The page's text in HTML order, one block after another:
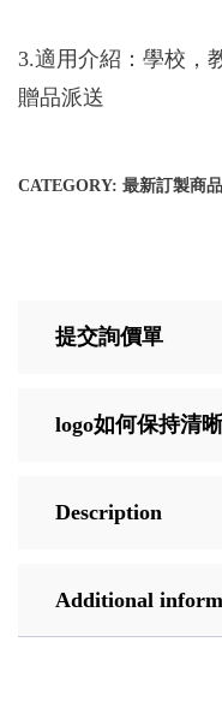
3.適用介紹：學校，
贈品派送
CATEGORY: 最新訂製商品
提交詢價單
logo如何保持清晰
Description
Additional